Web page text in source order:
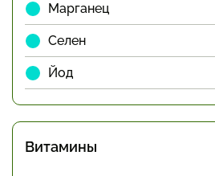
Марганец
Селен
Йод
Витамины